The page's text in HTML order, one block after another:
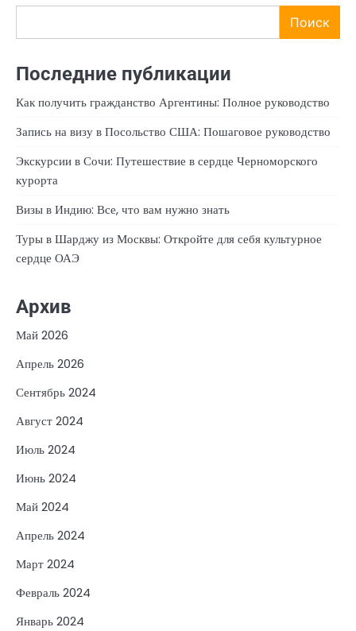
Поиск
Последние публикации
Как получить гражданство Аргентины: Полное руководство
Запись на визу в Посольство США: Пошаговое руководство
Экскурсии в Сочи: Путешествие в сердце Черноморского
курорта
Визы в Индию: Все, что вам нужно знать
Туры в Шарджу из Москвы: Откройте для себя культурное
сердце ОАЭ
Архив
Май 2026
Апрель 2026
Сентябрь 2024
Август 2024
Июль 2024
Июнь 2024
Май 2024
Апрель 2024
Март 2024
Февраль 2024
Январь 2024